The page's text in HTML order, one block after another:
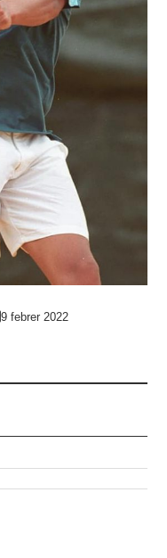
9 febrer 2022